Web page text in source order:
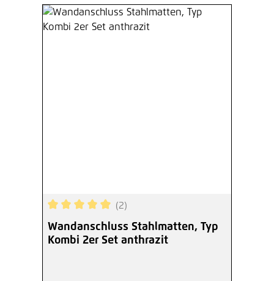
Durchschnittliche Bewertung von 5 von 5
(2)
Wandanschluss Stahlmatten, Typ
Kombi 2er Set anthrazit